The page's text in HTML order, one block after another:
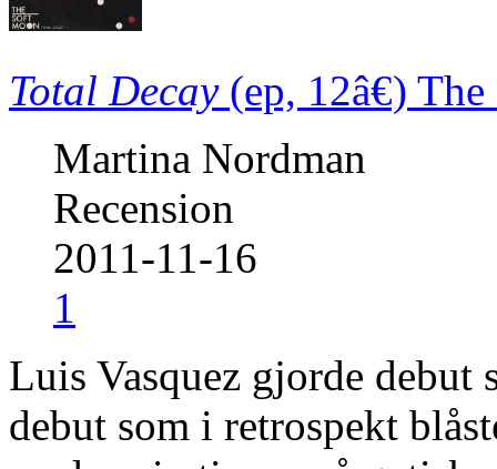
Total Decay(ep, 12â€)
Martina Nordman
Recension
2011-11-16
1
Luis Vasquez gjorde
debut som i retrospekt